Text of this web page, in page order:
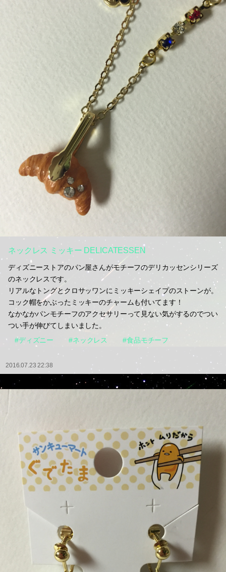
ネックレス ミッキー DELICATESSEN
ディズニーストアのパン屋さんがモチーフのデリカッセンシリーズ
のネックレスです。
リアルなトングとクロサッワンにミッキーシェイプのストーンが。
コック帽をかぶったミッキーのチャームも付いてます！
なかなかパンモチーフのアクセサリーって見ない気がするのでつい
つい手が伸びてしまいました。
#ディズニー
#ネックレス #食品モチーフ
2016.07.23 22:38